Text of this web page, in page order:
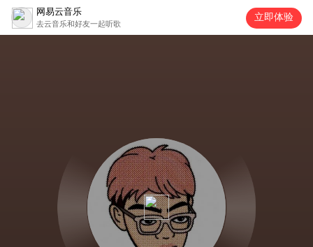
网易云音乐
去云音乐和好友一起听歌
立即体验